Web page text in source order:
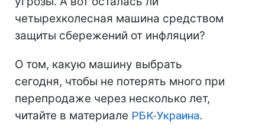
четырехколесная машина средством
защиты сбережений от инфляции?
О том, какую машину выбрать
сегодня, чтобы не потерять много при
перепродаже через несколько лет,
читайте в материале РБК-Украина.